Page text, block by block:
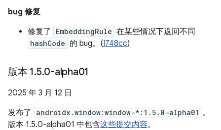
bug 修复
修复了
EmbeddingRule 在某些情况下返回不同
hashCode 的 bug。(I748cc)
版本 1.5.0-alpha01
2025 年 3 月 12 日
发布了
androidx.window:window-*:1.5.0-alpha01 。
版本 1.5.0-alpha01 中包含这些提交内容。